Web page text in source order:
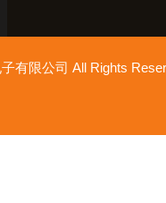
有限公司 All Rights